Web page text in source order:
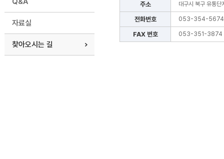
자료실
찾아오시는 길
주소 대구시 북구 유통
전화번호 053-354-5674
FAX 번호 053-351-3874